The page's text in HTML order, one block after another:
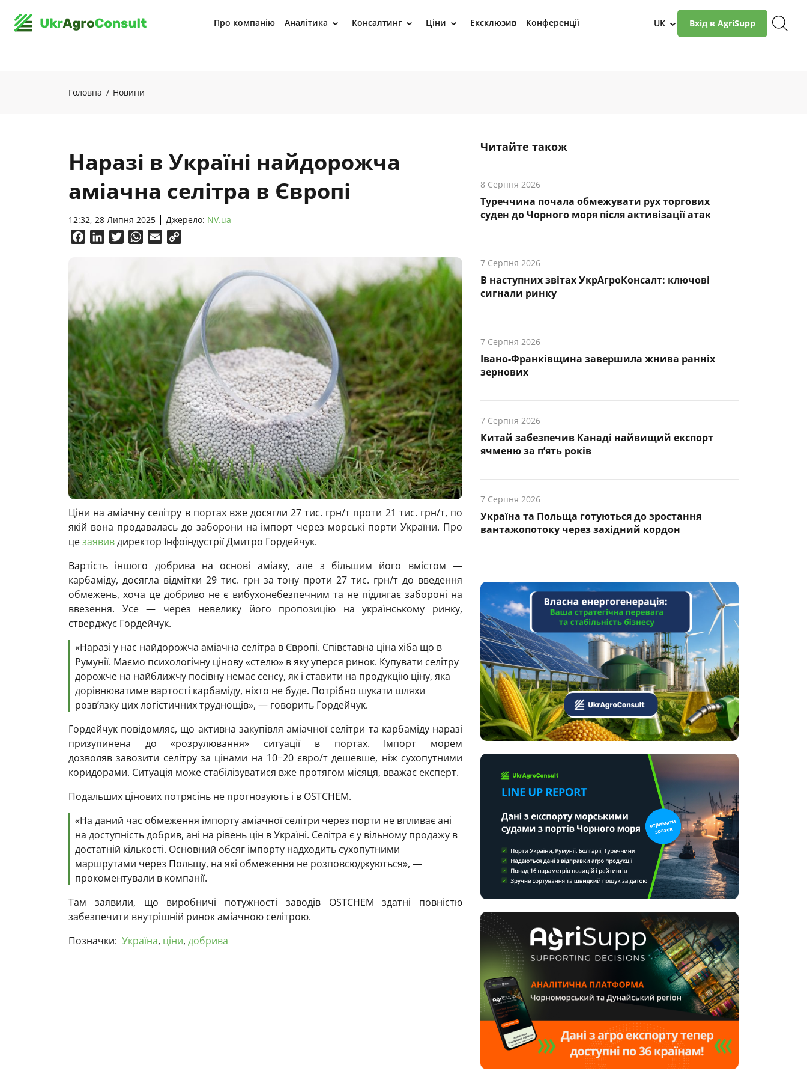
Про компанію Аналітика › Консалтинг › Ціни › Ексклюзив Конференції UK › Вхід в AgriSupp
Головна Новини
Наразі в Україні найдорожча
аміачна селітра в Європі
12:32, 28 Липня 2025 Джерело: NV.ua
FacebookLinkedInTwitterWhatsApp
Email
Ціни на аміачну селітру в портах вже досягли 27 тис. грн/т проти 21 тис. грн/т, по
якій вона продавалась до заборони на імпорт через морські порти України. Про
цезаявивдиректор Інфоіндустрії Дмитро Гордейчук.
Вартість іншого добрива на основі аміаку, але з більшим його вмістом —
карбаміду, досягла відмітки 29 тис. грн за тону проти 27 тис. грн/т до введення
обмежень, хоча це добриво не є вибухонебезпечним та не підлягає забороні на
ввезення. Усе — через невелику його пропозицію на українському ринку,
стверджує Гордейчук.
«Наразі у нас найдорожча аміачна селітра в Європі. Співставна ціна хіба що в
Румунії. Маємо психологічну цінову «стелю» в яку уперся ринок. Купувати селітру
дорожче на найближчу посівну немає сенсу, як і ставити на продукцію ціну, яка
дорівнюватиме вартості карбаміду, ніхто не буде. Потрібно шукати шляхи
розв’язку цих логістичних труднощів», — говорить Гордейчук.
Гордейчук повідомляє, що активна закупівля аміачної селітри та карбаміду наразі
призупинена до «розрулювання» ситуації в портах. Імпорт морем
дозволяв завозити селітру за цінами на 10−20 євро/т дешевше, ніж сухопутними
коридорами. Ситуація може стабілізуватися вже протягом місяця, вважає експерт.
Подальших цінових потрясінь не прогнозують і в OSTCHEM.
«На даний час обмеження імпорту аміачної селітри через порти не впливає ані
на доступність добрив, ані на рівень цін в Україні. Селітра є у вільному продажу в
достатній кількості. Основний обсяг імпорту надходить сухопутними
маршрутами через Польщу, на які обмеження не розповсюджуються», —
прокоментували в компанії.
Там заявили, що виробничі потужності заводів OSTCHEM здатні повністю
забезпечити внутрішній ринок аміачною селітрою.
Позначки: Україна, ціни, добрива
Читайте також
8 Серпня 2026
Туреччина почала обмежувати рух торгових
суден до Чорного моря після активізації атак
7 Серпня 2026
В наступних звітах УкрАгроКонсалт: ключові
cигнали ринку
7 Серпня 2026
Івано-Франківщина завершила жнива ранніх
зернових
7 Серпня 2026
Китай забезпечив Канаді найвищий експорт
ячменю за п’ять років
7 Серпня 2026
Україна та Польща готуються до зростання
вантажопотоку через західний кордон